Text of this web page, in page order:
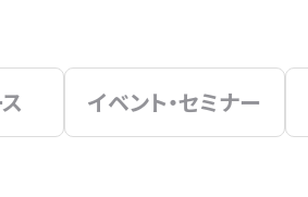
イベント・セミナー